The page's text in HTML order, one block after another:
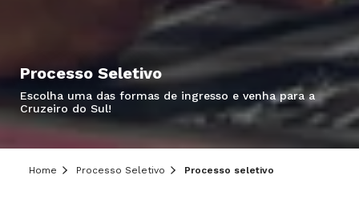
Processo Seletivo
Escolha uma das formas de ingresso e venha para a
Cruzeiro do Sul!
Home Processo Seletivo Processo seletivo